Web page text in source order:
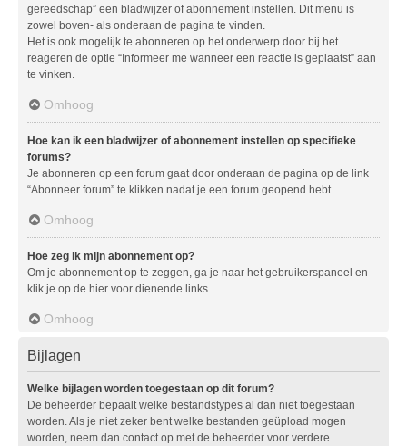
gereedschap” een bladwijzer of abonnement instellen. Dit menu is
zowel boven- als onderaan de pagina te vinden.
Het is ook mogelijk te abonneren op het onderwerp door bij het
reageren de optie “Informeer me wanneer een reactie is geplaatst” aan
te vinken.
Omhoog
Hoe kan ik een bladwijzer of abonnement instellen op specifieke
forums?
Je abonneren op een forum gaat door onderaan de pagina op de link
“Abonneer forum” te klikken nadat je een forum geopend hebt.
Omhoog
Hoe zeg ik mijn abonnement op?
Om je abonnement op te zeggen, ga je naar het gebruikerspaneel en
klik je op de hier voor dienende links.
Omhoog
Bijlagen
Welke bijlagen worden toegestaan op dit forum?
De beheerder bepaalt welke bestandstypes al dan niet toegestaan
worden. Als je niet zeker bent welke bestanden geüpload mogen
worden, neem dan contact op met de beheerder voor verdere